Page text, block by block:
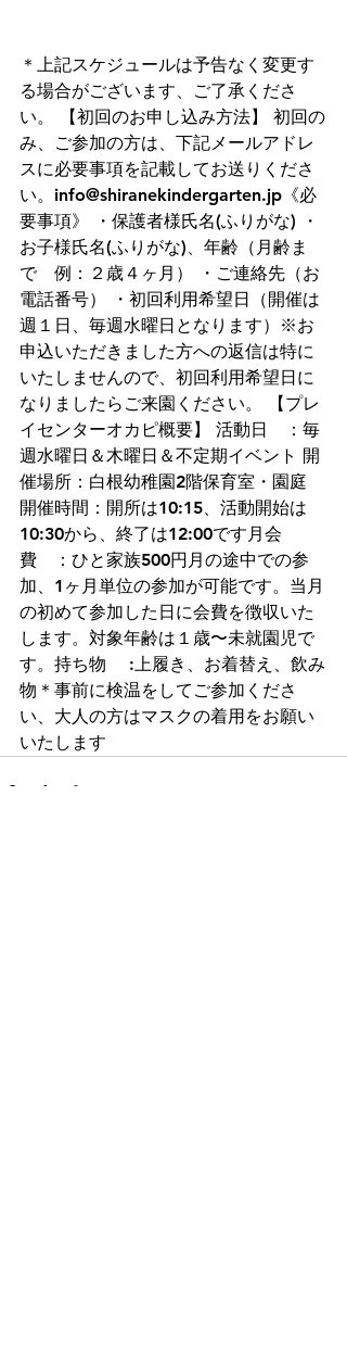
＊上記スケジュールは予告なく変更す
る場合がございます、ご了承くださ
い。 【初回のお申し込み方法】 初回の
み、ご参加の方は、下記メールアドレ
スに必要事項を記載してお送りくださ
い。info@shiranekindergarten.jp《必
要事項》 ・保護者様氏名(ふりがな) ・
お子様氏名(ふりがな)、年齢（月齢ま
で　例：２歳４ヶ月） ・ご連絡先（お
電話番号） ・初回利用希望日（開催は
週１日、毎週水曜日となります）※お
申込いただきました方への返信は特に
いたしませんので、初回利用希望日に
なりましたらご来園ください。 【プレ
イセンターオカピ概要】 活動日　：毎
週水曜日＆木曜日＆不定期イベント 開
催場所：白根幼稚園2階保育室・園庭
開催時間：開所は10:15、活動開始は
10:30から、終了は12:00です月会
費　：ひと家族500円月の途中での参
加、1ヶ月単位の参加が可能です。当月
の初めて参加した日に会費を徴収いた
します。対象年齢は１歳〜未就園児で
す。持ち物　 :上履き、お着替え、飲み
物＊事前に検温をしてご参加くださ
い、大人の方はマスクの着用をお願い
いたします